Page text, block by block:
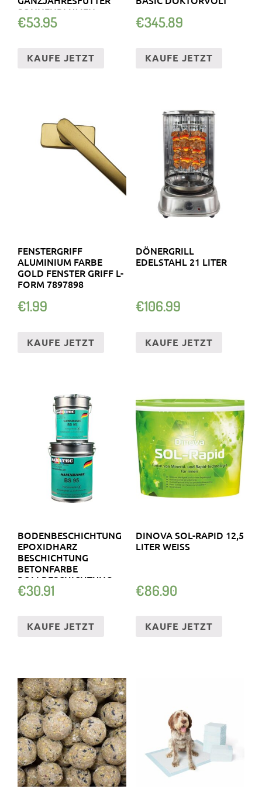
SONNENBLUMEN
€53.95
KAUFE JETZT
€345.89
KAUFE JETZT
FENSTERGRIFF
ALUMINIUM FARBE
GOLD FENSTER GRIFF L-
FORM 7897898
€1.99
KAUFE JETZT
DÖNERGRILL
EDELSTAHL 21 LITER
€106.99
KAUFE JETZT
BODENBESCHICHTUNG
EPOXIDHARZ
BESCHICHTUNG
BETONFARBE
ROLLBESCHICHTUNG
BS95 SAMABASIC
€30.91
KAUFE JETZT
DINOVA SOL-RAPID 12,5
LITER WEISS
€86.90
KAUFE JETZT